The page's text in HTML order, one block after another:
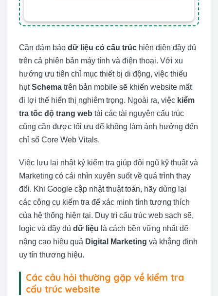
Cần đảm bảo dữ liệu có cấu trúc hiện diện đầy đủ
trên cả phiên bản máy tính và điện thoại. Với xu
hướng ưu tiên chỉ mục thiết bị di động, việc thiếu
hụtSchema trên bản mobile sẽ khiến website mất
đi lợi thế hiển thị nghiêm trọng. Ngoài ra, việc kiểm
tra tốc độ trang web tải các tài nguyên cấu trúc
cũng cần được tối ưu để không làm ảnh hưởng đến
chỉ số Core Web Vitals.
Việc lưu lại nhật ký kiểm tra giúp đội ngũ kỹ thuật và
Marketing có cái nhìn xuyên suốt về quá trình thay
đổi. Khi Google cập nhật thuật toán, hãy dùng lại
các công cụ kiểm tra để xác minh tính tương thích
của hệ thống hiện tại. Duy trì cấu trúc web sạch sẽ,
logic và đầy đủ dữ liệu là cách bền vững nhất để
nâng cao hiệu quả Digital Marketing và khẳng định
uy tín thương hiệu.
Các câu hỏi thường gặp về kiểm tra
cấu trúc website